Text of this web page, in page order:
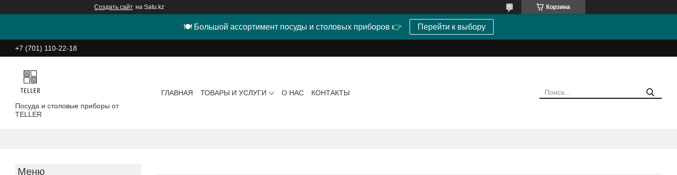
Создать сайт на Satu.kz Корзина
🍽 Большой ассортимент посуды и столовых приборов 👉 Перейти к выбору
+7 (701) 110-22-18
Посуда и столовые приборы от
TELLER
ГЛАВНАЯ ТОВАРЫ И УСЛУГИ О НАС КОНТАКТЫ